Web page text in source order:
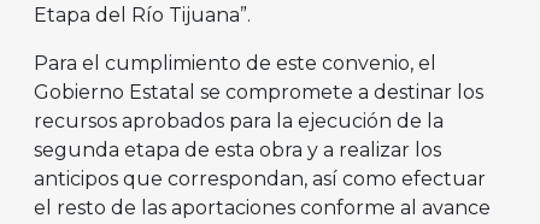
Etapa del Río Tijuana”.
Para el cumplimiento de este convenio, el
Gobierno Estatal se compromete a destinar los
recursos aprobados para la ejecución de la
segunda etapa de esta obra y a realizar los
anticipos que correspondan, así como efectuar
el resto de las aportaciones conforme al avance